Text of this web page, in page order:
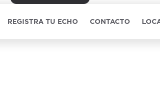
REGISTRA TU ECHO CONTACTO